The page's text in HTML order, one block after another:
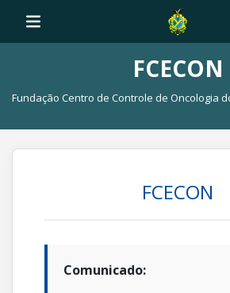
FCECON
Fundação Centro de Controle de Oncologia
FCECON
Comunicado: